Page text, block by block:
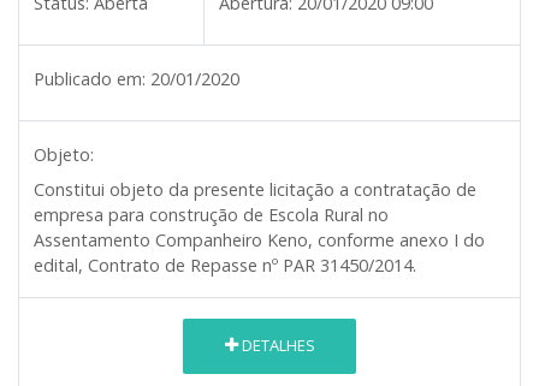
Publicado em: 20/01/2020
Objeto:
Constitui objeto da presente licitação a contratação de
empresa para construção de Escola Rural no
Assentamento Companheiro Keno, conforme anexo I do
edital, Contrato de Repasse nº PAR 31450/2014.
DETALHES